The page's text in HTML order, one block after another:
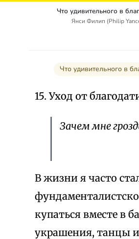
Что удивительного в
Янси Филип (Philip
Что удивительного в
15. Уход от
Зачем мне
В жизни я часто
купаться вместе в
украшения, танцы и